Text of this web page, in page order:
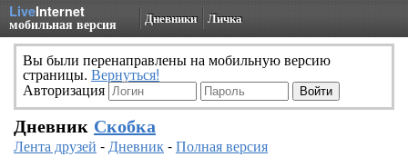
LiveInternet
мобильная версия Дневники Личка
Вы были перенаправлены на мобильную версию
страницы. Вернуться!
Авторизация
Дневник Скобка
Лента друзей -Дневник-Полная версия